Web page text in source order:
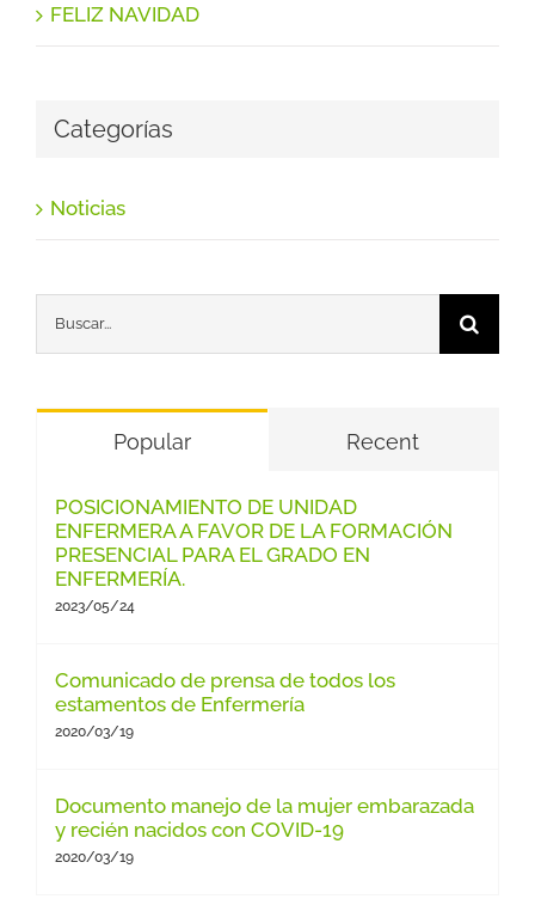
FELIZ NAVIDAD
Categorías
Noticias
Popular Recent
POSICIONAMIENTO DE UNIDAD
ENFERMERA A FAVOR DE LA FORMACIÓN
PRESENCIAL PARA EL GRADO EN
ENFERMERÍA.
2023/05/24
Comunicado de prensa de todos los
estamentos de Enfermería
2020/03/19
Documento manejo de la mujer embarazada
y recién nacidos con COVID-19
2020/03/19